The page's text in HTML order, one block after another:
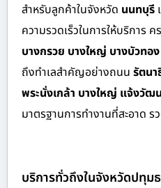
สำหรับลูกค้าในจังหวัด นนทบุรี
ความรวดเร็วในการให้บริการ
บางกรวย บางใหญ่ บางบัวทอ
ถึงทำเลสำคัญอย่างถนน รัตนา
พระนั่งเกล้า บางใหญ่ แจ้งวัฒ
มาตรฐานการทำงานที่สะอาด ร
บริการทั่วถึงในจังหวัดปทุม